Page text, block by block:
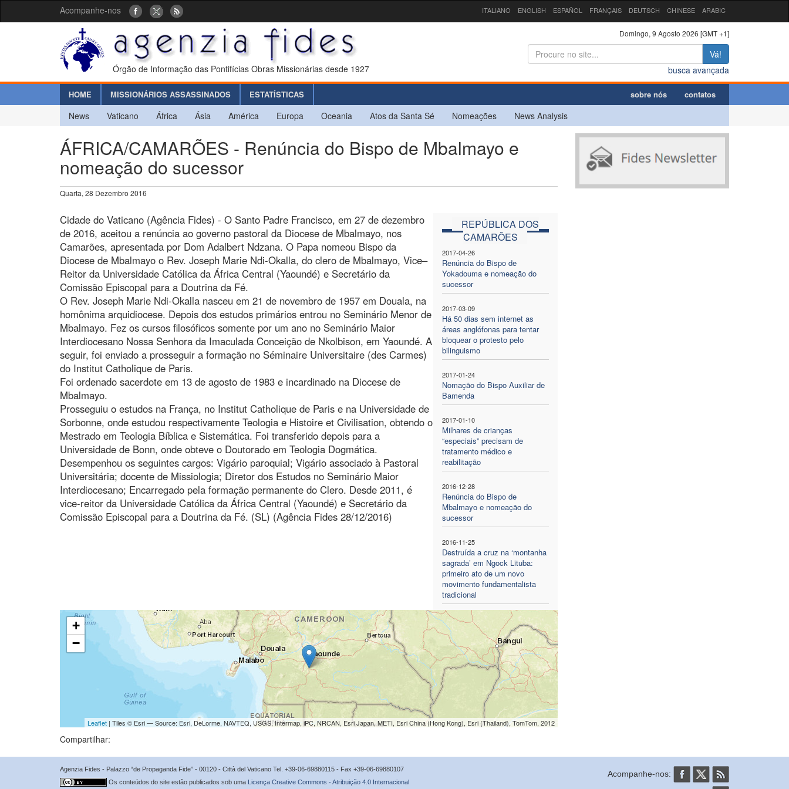
Acompanhe-nos ITALIANO ENGLISH ESPAÑOL FRANÇAIS DEUTSCH CHINESE ARABIC
Órgão de Informação das Pontifícias Obras Missionárias desde 1927
Domingo, 9 Agosto 2026 [GMT +1]
Vá!
busca avançada
HOME MISSIONÁRIOS ASSASSINADOS ESTATÍSTICAS sobre nós contatos
News Vaticano África Ásia América Europa Oceania Atos da Santa Sé Nomeações News Analysis
ÁFRICA/CAMARÕES - Renúncia do Bispo de Mbalmayo e
nomeação do sucessor
Quarta, 28 Dezembro 2016
REPÚBLICA DOS
CAMARÕES
2017-04-26
Renúncia do Bispo de
Yokadouma e nomeação do
sucessor
2017-03-09
Há 50 dias sem internet as
áreas anglófonas para tentar
bloquear o protesto pelo
bilinguismo
2017-01-24
Nomação do Bispo Auxiliar de
Bamenda
2017-01-10
Milhares de crianças
“especiais” precisam de
tratamento médico e
reabilitação
2016-12-28
Renúncia do Bispo de
Mbalmayo e nomeação do
sucessor
2016-11-25
Destruída a cruz na ‘montanha
sagrada’ em Ngock Lituba:
primeiro ato de um novo
movimento fundamentalista
tradicional
Cidade do Vaticano (Agência Fides) - O Santo Padre Francisco, em 27 de dezembro
de 2016, aceitou a renúncia ao governo pastoral da Diocese de Mbalmayo, nos
Camarões, apresentada por Dom Adalbert Ndzana. O Papa nomeou Bispo da
Diocese de Mbalmayo o Rev. Joseph Marie Ndi-Okalla, do clero de Mbalmayo, Vice–
Reitor da Universidade Católica da África Central (Yaoundé) e Secretário da
Comissão Episcopal para a Doutrina da Fé.
O Rev. Joseph Marie Ndi-Okalla nasceu em 21 de novembro de 1957 em Douala, na
homônima arquidiocese. Depois dos estudos primários entrou no Seminário Menor de
Mbalmayo. Fez os cursos filosóficos somente por um ano no Seminário Maior
Interdiocesano Nossa Senhora da Imaculada Conceição de Nkolbison, em Yaoundé. A
seguir, foi enviado a prosseguir a formação no Séminaire Universitaire (des Carmes)
do Institut Catholique de Paris.
Foi ordenado sacerdote em 13 de agosto de 1983 e incardinado na Diocese de
Mbalmayo.
Prosseguiu o estudos na França, no Institut Catholique de Paris e na Universidade de
Sorbonne, onde estudou respectivamente Teologia e Histoire et Civilisation, obtendo o
Mestrado em Teologia Bíblica e Sistemática. Foi transferido depois para a
Universidade de Bonn, onde obteve o Doutorado em Teologia Dogmática.
Desempenhou os seguintes cargos: Vigário paroquial; Vigário associado à Pastoral
Universitária; docente de Missiologia; Diretor dos Estudos no Seminário Maior
Interdiocesano; Encarregado pela formação permanente do Clero. Desde 2011, é
vice-reitor da Universidade Católica da África Central (Yaoundé) e Secretário da
Comissão Episcopal para a Doutrina da Fé. (SL) (Agência Fides 28/12/2016)
+
−
Leaflet| Tiles © Esri — Source: Esri, DeLorme, NAVTEQ, USGS, Intermap, iPC, NRCAN, Esri Japan, METI, Esri China (Hong Kong), Esri (Thailand), TomTom, 2012
Compartilhar:
Agenzia Fides - Palazzo “de Propaganda Fide” - 00120 - Città del Vaticano Tel. +39-06-69880115 - Fax +39-06-69880107
Os conteúdos do site estão publicados sob uma Licença Creative Commons - Atribuição 4.0 Internacional
Acompanhe-nos: